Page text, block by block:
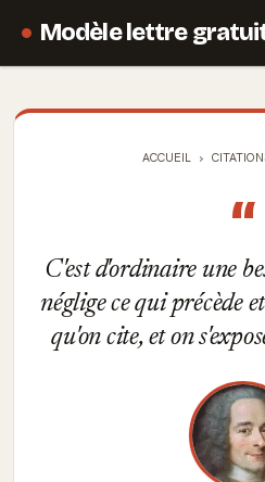
Modèle lettre
ACCUEIL
“
C'est d'ordinaire une
néglige ce qui précède
qu'on cite, et on